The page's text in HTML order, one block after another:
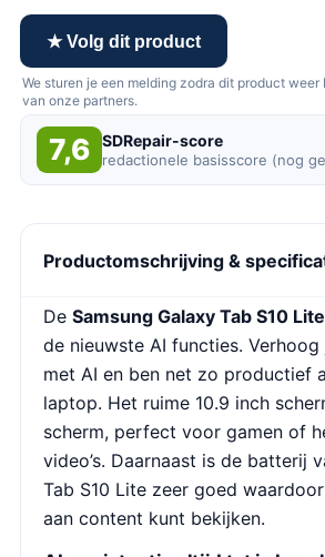
★ Volg dit product
We sturen je een melding zodra dit product weer
van onze partners.
7,6 SDRepair-score
redactionele basisscore (nog
Productomschrijving &
De Samsung Galaxy Tab S10 Lite
de nieuwste AI functies.
met AI en ben net zo productief
laptop. Het ruime 10.9 inch
scherm, perfect voor gamen of
video’s. Daarnaast is de batterij
Tab S10 Lite zeer goed
aan content kunt bekijken.